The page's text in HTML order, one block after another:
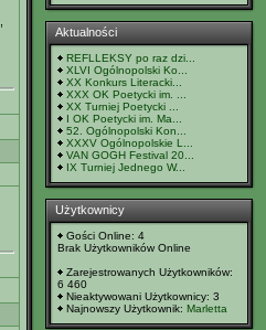
Aktualności
REFLLEKSY po raz dzi...
XLVI Ogólnopolski Ko...
XX Konkurs Literacki...
XXX OK Poetycki im. ...
XX Turniej Poetycki ...
I OK Poetycki im. Ma...
52. Ogólnopolski Kon...
XXXV Ogólnopolskie L...
VAN GOGH Festival 20...
IX Turniej Jednego W...
Użytkownicy
Gości Online: 4
Brak Użytkowników Online
Zarejestrowanych Użytkowników:
6 460
Nieaktywowani Użytkownicy: 3
Najnowszy Użytkownik: Marletta